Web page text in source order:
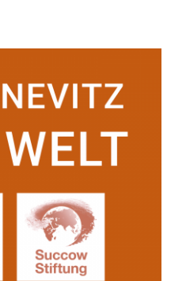
der
„Von
die Welt“:
zweiten